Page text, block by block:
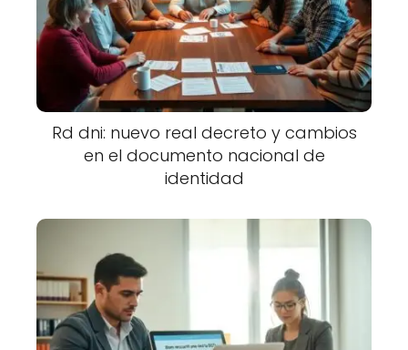
Rd dni: nuevo real decreto y cambios
en el documento nacional de
identidad